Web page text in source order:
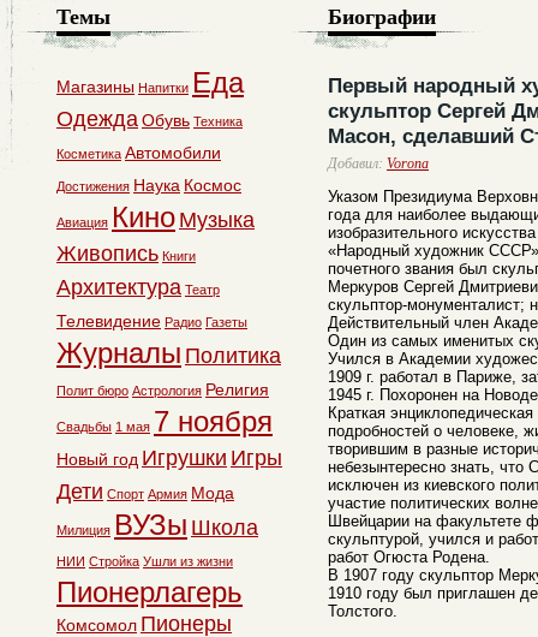
Биографии
Первый народный
скульптор Сергей
Масон, сделавший
Добавил: Vorona
Указом Президиума
года для наиболее
изобразительного
«Народный художник
почетного звания был
Меркуров Сергей
скульптор-
Действительный член
Один из самых именитых
Учился в Академии
1909 г. работал в Париже,
1945 г. Похоронен на
Краткая
подробностей о человеке,
творившим в разные
небезынтересно знать,
исключен из киевского
участие политических
Швейцарии на факультете
скульптурой, учился и
работ Огюста Родена.
В 1907 году скульптор
1910 году был приглашен
Толстого.
Темы
Магазины Напитки Еда
ОдеждаОбувь Техника
Косметика Автомобили
Достижения Наука Космос
Авиация Кино Музыка
Живопись Книги
Архитектура Театр
Телевидение Радио Газеты
Журналы Политика
Полит бюро Астрология Религия
Свадьбы 1 мая 7 ноября
Новый год Игрушки Игры
Дети Спорт Армия Мода
Милиция ВУЗы Школа
НИИ Стройка Ушли из жизни
Пионерлагерь
Комсомол Пионеры